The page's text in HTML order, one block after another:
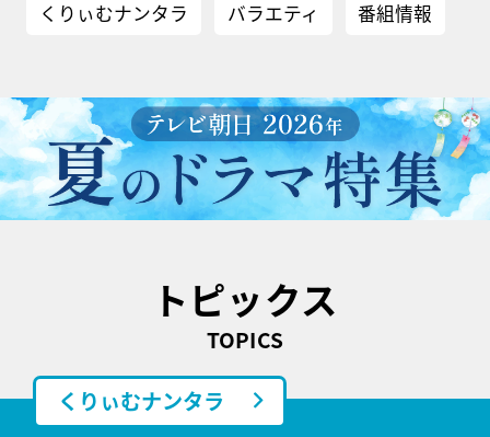
くりぃむナンタラ バラエティ 番組情報
トピックス
TOPICS
くりぃむナンタラ